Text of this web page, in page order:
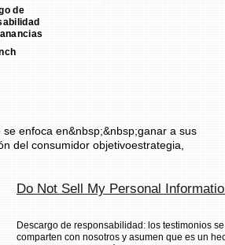
de
se enfoca en&nbsp;&nbsp;ganar a sus
del consumidor objetivoestrategia
Do Not Sell My Personal
Descargo de responsabilidad: los testimonios
comparten con nosotros y asumen que es un